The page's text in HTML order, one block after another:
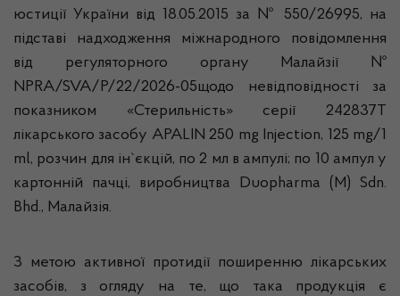
юстиції України від 18.05.2015 за № 550/26995, на
підставі надходження міжнародного повідомлення
від регуляторного органу Малайзії №
NPRA/SVA/P/22/2026-05щодо невідповідності за
показником «Стерильність» серії 242837T
лікарського засобу APALIN 250 mg Injection, 125 mg/1
ml, розчин для ін`єкцій, по 2 мл в ампулі; по 10 ампул у
картонній пачці, виробництва Duopharma (M) Sdn.
Bhd., Малайзія.
З метою активної протидії поширенню лікарських
засобів, з огляду на те, що така продукція є